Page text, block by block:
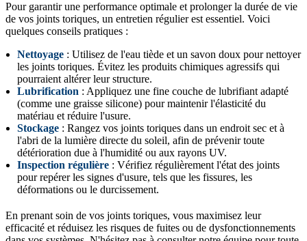
Pour garantir une performance optimale et prolonger la durée de vie
de vos joints toriques, un entretien régulier est essentiel. Voici
quelques conseils pratiques :
Nettoyage : Utilisez de l'eau tiède et un savon doux pour nettoyer
les joints toriques. Évitez les produits chimiques agressifs qui
pourraient altérer leur structure.
Lubrification : Appliquez une fine couche de lubrifiant adapté
(comme une graisse silicone) pour maintenir l'élasticité du
matériau et réduire l'usure.
Stockage : Rangez vos joints toriques dans un endroit sec et à
l'abri de la lumière directe du soleil, afin de prévenir toute
détérioration due à l'humidité ou aux rayons UV.
Inspection régulière : Vérifiez régulièrement l'état des joints
pour repérer les signes d'usure, tels que les fissures, les
déformations ou le durcissement.
En prenant soin de vos joints toriques, vous maximisez leur
efficacité et réduisez les risques de fuites ou de dysfonctionnements